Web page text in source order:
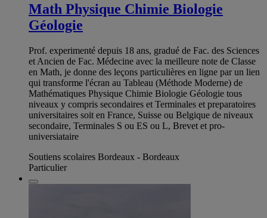
Math Physique Chimie Biologie
Géologie
Prof. experimenté depuis 18 ans, gradué de Fac. des Sciences
et Ancien de Fac. Médecine avec la meilleure note de Classe
en Math, je donne des leçons particulières en ligne par un lien
qui transforme l'écran au Tableau (Méthode Moderne) de
Mathématiques Physique Chimie Biologie Géologie tous
niveaux y compris secondaires et Terminales et preparatoires
universitaires soit en France, Suisse ou Belgique de niveaux
secondaire, Terminales S ou ES ou L, Brevet et pro-
universiataire
Soutiens scolaires Bordeaux - Bordeaux
Particulier